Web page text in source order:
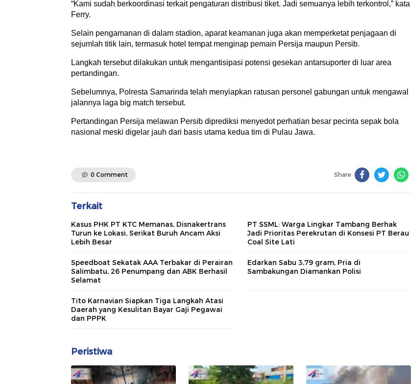
“Kami sudah berkoordinasi terkait pengaturan distribusi tiket. Jadi semuanya lebih terkontrol,” kata
Ferry.
Selain pengamanan di dalam stadion, aparat keamanan juga akan memperketat penjagaan di
sejumlah titik lain, termasuk hotel tempat menginap pemain Persija maupun Persib.
Langkah tersebut dilakukan untuk mengantisipasi potensi gesekan antarsuporter di luar area
pertandingan.
Sebelumnya, Polresta Samarinda telah menyiapkan ratusan personel gabungan untuk mengawal
jalannya laga big match tersebut.
Pertandingan Persija melawan Persib diprediksi menyedot perhatian besar pecinta sepak bola
nasional meski digelar jauh dari basis utama kedua tim di Pulau Jawa.
0 Comment Share
Terkait
Kasus PHK PT KTC Memanas, Disnakertrans
Turun ke Lokasi, Serikat Buruh Ancam Aksi
Lebih Besar
PT SSML: Warga Lingkar Tambang Berhak
Jadi Prioritas Perekrutan di Konsesi PT Berau
Coal Site Lati
Speedboat Sekatak AAA Terbakar di Perairan
Salimbatu, 26 Penumpang dan ABK Berhasil
Selamat
Edarkan Sabu 3,79 gram, Pria di
Sambakungan Diamankan Polisi
Tito Karnavian Siapkan Tiga Langkah Atasi
Daerah yang Kesulitan Bayar Gaji Pegawai
dan PPPK
Peristiwa